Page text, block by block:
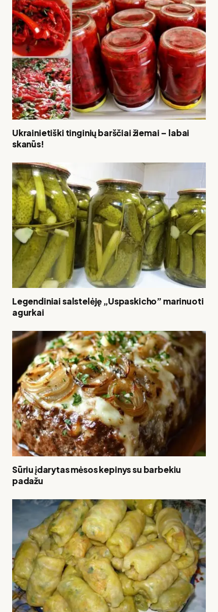
Ukrainietiški tinginių barščiai žiemai – labai
skanūs!
Legendiniai salstelėję „Uspaskicho” marinuoti
agurkai
Sūriu įdarytas mėsos kepinys su barbekiu
padažu